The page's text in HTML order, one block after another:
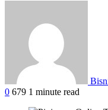
0 679 1 minute read